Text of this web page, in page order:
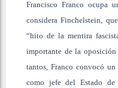
Francisco Franco ocupa
considera Finchelstein,
“hito de la mentira
importante de la
tantos, Franco convocó
como jefe del Estado de